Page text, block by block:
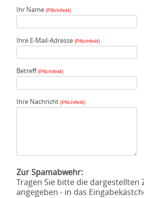
Ihr Name (Pflichtfeld)
Ihre E-Mail-Adresse (Pflichtfeld)
Betreff(Pflichtfeld)
Ihre Nachricht (Pflichtfeld)
Zur Spamabwehr:
Tragen Sie bitte die dargestellten
angegeben - in das